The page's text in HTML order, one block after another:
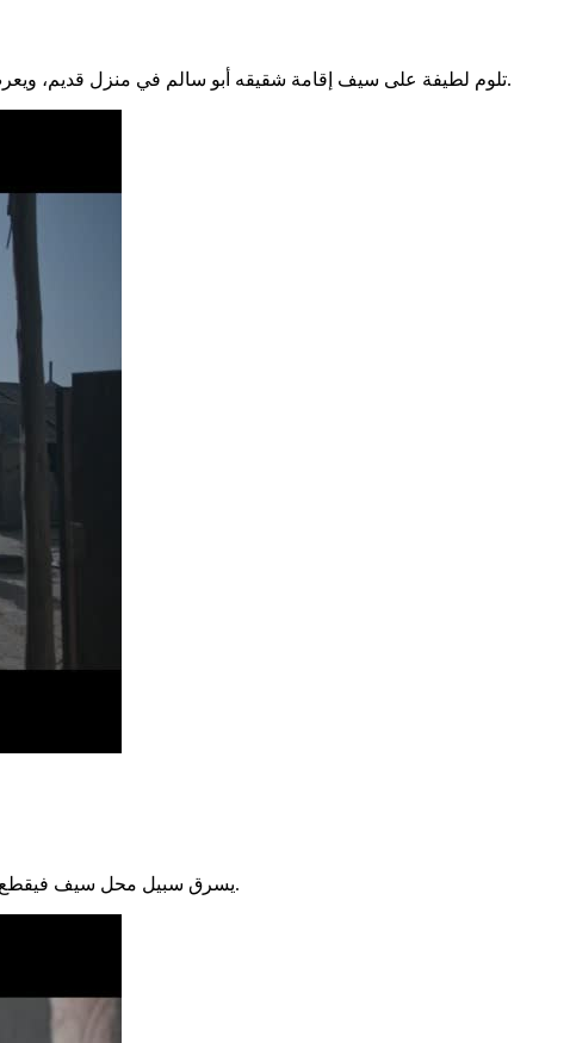
تلوم لطيفة على سيف إقامة شقيقه أبو سالم في منزل قديم، ويعرض سيف على أبو سالم أموال حتى يعود من حيث أتى، في حين يقرر درويش الانتقام من سيف لاستيلاء الأخير على أرض أبو درويش قهرا.
يسرق سبيل محل سيف فيقطع الأخير يده ويطرده من البلدة، ويحاول سيف دفع ولده ضاحي لينتهج نهجه في القمع والظلم، ويمنع سيف - درويش من الالتحاق بأي عمل.